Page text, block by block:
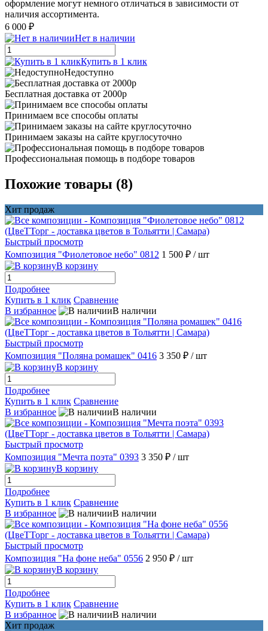
оформление могут немного отличаться в зависимости от
наличия ассортимента.
6 000 ₽
Нет в наличии
Купить в 1 клик
Недоступно
Бесплатная доставка от 2000р
Принимаем все способы оплаты
Принимаем заказы на сайте круглосуточно
Профессиональная помощь в подборе товаров
Похожие товары (8)
Хит продаж
Быстрый просмотр
Композиция "Фиолетовое небо" 0812 1 500 ₽ / шт
В корзину
Подробнее
Купить в 1 клик Сравнение
В избранное
В наличии
Быстрый просмотр
Композиция "Поляна ромашек" 0416 3 350 ₽ / шт
В корзину
Подробнее
Купить в 1 клик Сравнение
В избранное
В наличии
Быстрый просмотр
Композиция "Мечта поэта" 0393 3 350 ₽ / шт
В корзину
Подробнее
Купить в 1 клик Сравнение
В избранное
В наличии
Быстрый просмотр
Композиция "На фоне неба" 0556 2 950 ₽ / шт
В корзину
Подробнее
Купить в 1 клик Сравнение
В избранное
В наличии
Хит продаж